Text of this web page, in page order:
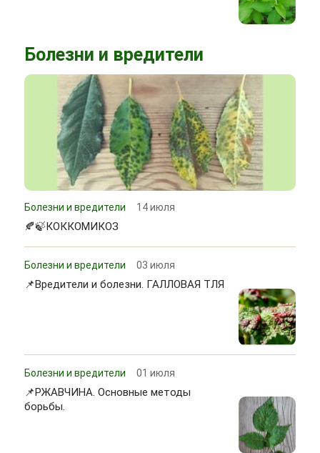
Болезни и вредители
Болезни и вредители 14 июля
🍂🍃КОККОМИКОЗ
Болезни и вредители 03 июля
📌Вредители и болезни. ГАЛЛОВАЯ ТЛЯ
Болезни и вредители 01 июля
📌РЖАВЧИНА. Основные методы
борьбы.